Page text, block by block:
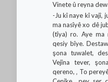
Vinete û reyna
-Ju kî naye kî vajî,
ma nasîyê xo dê
(tîya) ro. Aye ma
qesiy bîye.
şona tuwalet,
Vejîna tever,
qereno, ‚ To